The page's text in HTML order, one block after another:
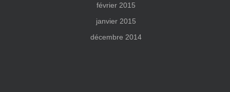
février 2015
janvier 2015
décembre 2014